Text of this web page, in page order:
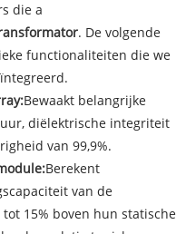
die a
. De volgende
functionaliteiten die we
Bewaakt belangrijke
diëlektrische integriteit
van 99,9%.
Berekent
van de
15% boven hun statische